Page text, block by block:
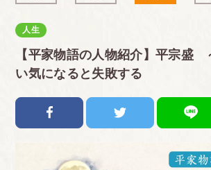
人生
【平家物語の人物紹介】平宗
い気になると失敗する